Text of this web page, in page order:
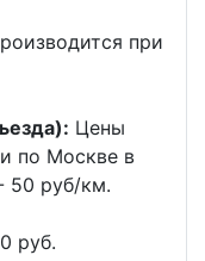
при
Цены
по Москве в
50 руб/км.
руб.